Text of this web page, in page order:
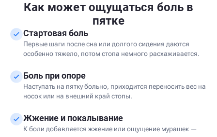
Как может ощущаться боль в
пятке
Стартовая боль
Первые шаги после сна или долгого сидения даются
особенно тяжело, потом стопа немного расхаживается.
Боль при опоре
Наступать на пятку больно, приходится переносить вес на
носок или на внешний край стопы.
Жжение и покалывание
К боли добавляется жжение или ощущение мурашек —